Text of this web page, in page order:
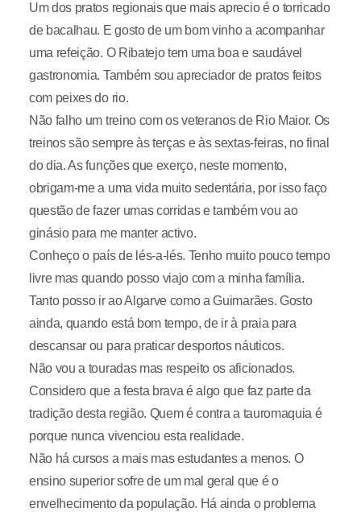
Um dos pratos regionais que mais aprecio é o torricado
de bacalhau. E gosto de um bom vinho a acompanhar
uma refeição. O Ribatejo tem uma boa e saudável
gastronomia. Também sou apreciador de pratos feitos
com peixes do rio.
Não falho um treino com os veteranos de Rio Maior. Os
treinos são sempre às terças e às sextas-feiras, no final
do dia. As funções que exerço, neste momento,
obrigam-me a uma vida muito sedentária, por isso faço
questão de fazer umas corridas e também vou ao
ginásio para me manter activo.
Conheço o país de lés-a-lés. Tenho muito pouco tempo
livre mas quando posso viajo com a minha família.
Tanto posso ir ao Algarve como a Guimarães. Gosto
ainda, quando está bom tempo, de ir à praia para
descansar ou para praticar desportos náuticos.
Não vou a touradas mas respeito os aficionados.
Considero que a festa brava é algo que faz parte da
tradição desta região. Quem é contra a tauromaquia é
porque nunca vivenciou esta realidade.
Não há cursos a mais mas estudantes a menos. O
ensino superior sofre de um mal geral que é o
envelhecimento da população. Há ainda o problema